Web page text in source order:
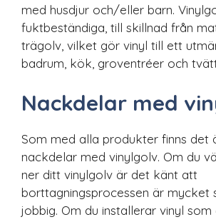
med husdjur och/eller barn.
fuktbeständiga, till skillnad från
trägolv, vilket gör vinyl till ett
badrum, kök, groventréer och
Nackdelar med
Som med alla produkter finns det
nackdelar med vinylgolv. Om du
ner ditt vinylgolv är det känt att
borttagningsprocessen är mycket
jobbig. Om du installerar vinyl som